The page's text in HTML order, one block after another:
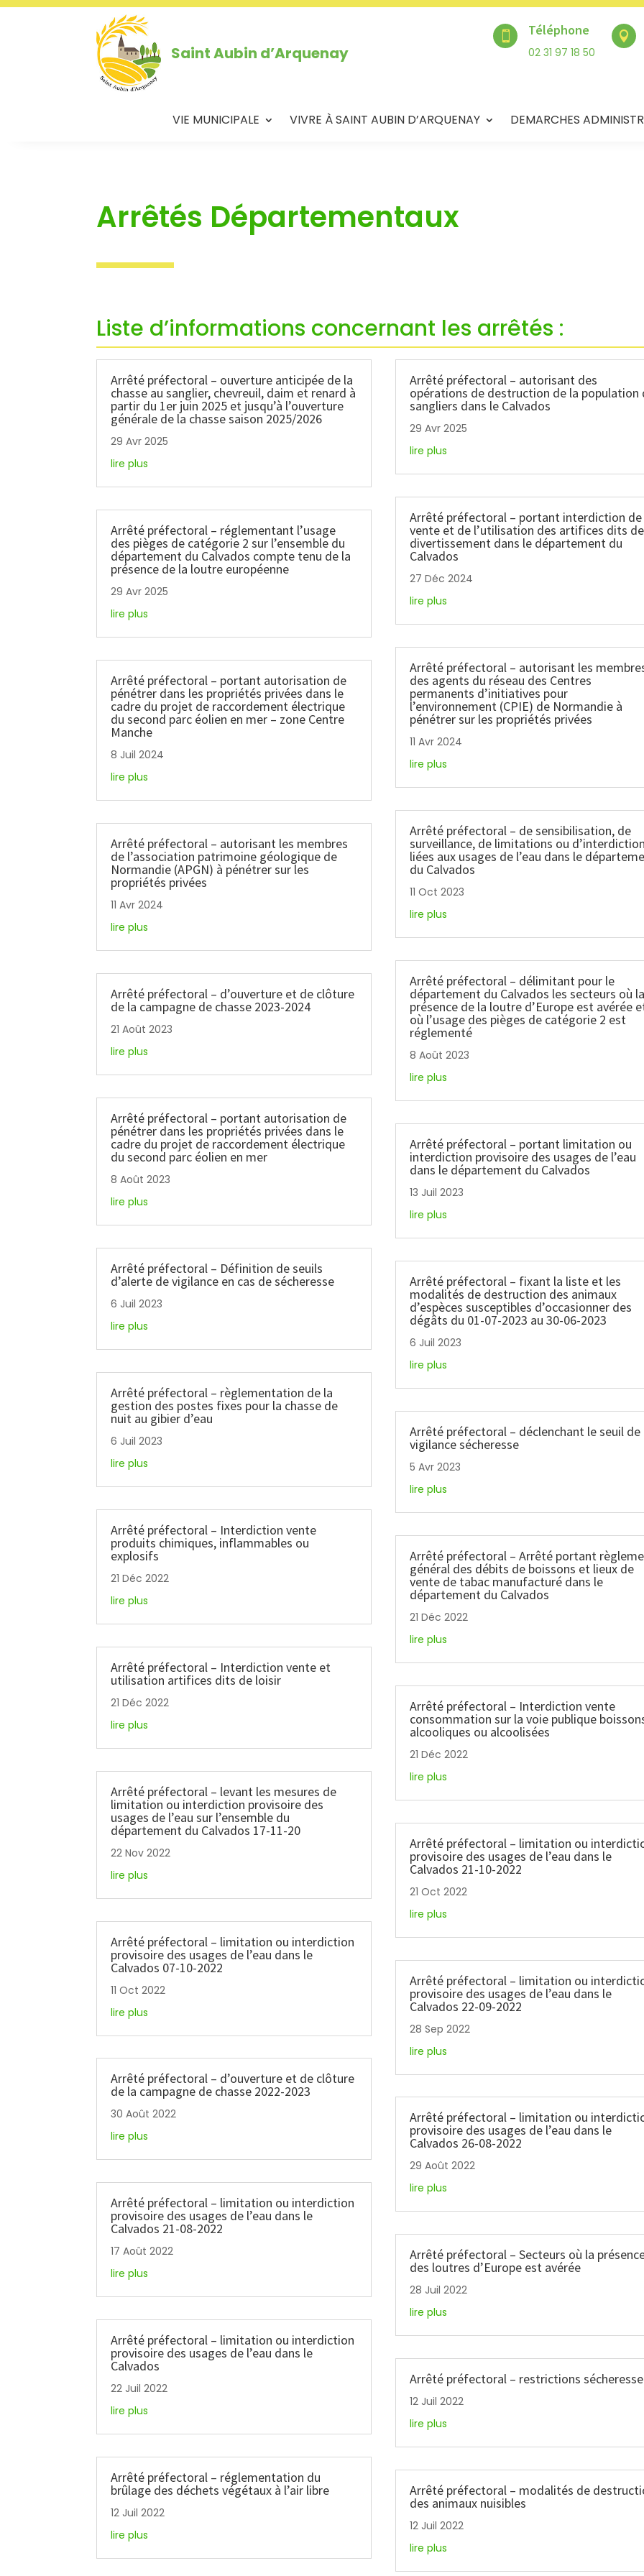
Saint Aubin d’Arquenay
Téléphone
02 31 97 18 50

VIE MUNICIPALE VIVRE À SAINT AUBIN D’ARQUENAY DEMARCHES
Arrêtés Départementaux
Liste d’informations concernant les arrêtés :
Arrêté préfectoral – ouverture anticipée de la
chasse au sanglier, chevreuil, daim et renard à
partir du 1er juin 2025 et jusqu’à l’ouverture
générale de la chasse saison 2025/2026
29 Avr 2025
lire plus
Arrêté préfectoral – réglementant l’usage
des pièges de catégorie 2 sur l’ensemble du
département du Calvados compte tenu de la
présence de la loutre européenne
29 Avr 2025
lire plus
Arrêté préfectoral – portant autorisation de
pénétrer dans les propriétés privées dans le
cadre du projet de raccordement électrique
du second parc éolien en mer – zone Centre
Manche
8 Juil 2024
lire plus
Arrêté préfectoral – autorisant les membres
de l’association patrimoine géologique de
Normandie (APGN) à pénétrer sur les
propriétés privées
11 Avr 2024
lire plus
Arrêté préfectoral – d’ouverture et de clôture
de la campagne de chasse 2023-2024
21 Août 2023
lire plus
Arrêté préfectoral – portant autorisation de
pénétrer dans les propriétés privées dans le
cadre du projet de raccordement électrique
du second parc éolien en mer
8 Août 2023
lire plus
Arrêté préfectoral – Définition de seuils
d’alerte de vigilance en cas de sécheresse
6 Juil 2023
lire plus
Arrêté préfectoral – règlementation de la
gestion des postes fixes pour la chasse de
nuit au gibier d’eau
6 Juil 2023
lire plus
Arrêté préfectoral – Interdiction vente
produits chimiques, inflammables ou
explosifs
21 Déc 2022
lire plus
Arrêté préfectoral – Interdiction vente et
utilisation artifices dits de loisir
21 Déc 2022
lire plus
Arrêté préfectoral – levant les mesures de
limitation ou interdiction provisoire des
usages de l’eau sur l’ensemble du
département du Calvados 17-11-20
22 Nov 2022
lire plus
Arrêté préfectoral – limitation ou interdiction
provisoire des usages de l’eau dans le
Calvados 07-10-2022
11 Oct 2022
lire plus
Arrêté préfectoral – d’ouverture et de clôture
de la campagne de chasse 2022-2023
30 Août 2022
lire plus
Arrêté préfectoral – limitation ou interdiction
provisoire des usages de l’eau dans le
Calvados 21-08-2022
17 Août 2022
lire plus
Arrêté préfectoral – limitation ou interdiction
provisoire des usages de l’eau dans le
Calvados
22 Juil 2022
lire plus
Arrêté préfectoral – réglementation du
brûlage des déchets végétaux à l’air libre
12 Juil 2022
lire plus
Arrêté préfectoral – autorisant des
opérations de destruction de la population
sangliers dans le Calvados
29 Avr 2025
lire plus
Arrêté préfectoral – portant interdiction de
vente et de l’utilisation des artifices dits de
divertissement dans le département du
Calvados
27 Déc 2024
lire plus
Arrêté préfectoral – autorisant les
des agents du réseau des Centres
permanents d’initiatives pour
l’environnement (CPIE) de Normandie à
pénétrer sur les propriétés privées
11 Avr 2024
lire plus
Arrêté préfectoral – de sensibilisation, de
surveillance, de limitations ou
liées aux usages de l’eau dans le
du Calvados
11 Oct 2023
lire plus
Arrêté préfectoral – délimitant pour le
département du Calvados les secteurs où la
présence de la loutre d’Europe est avérée
où l’usage des pièges de catégorie 2 est
réglementé
8 Août 2023
lire plus
Arrêté préfectoral – portant limitation ou
interdiction provisoire des usages de l’eau
dans le département du Calvados
13 Juil 2023
lire plus
Arrêté préfectoral – fixant la liste et les
modalités de destruction des animaux
d’espèces susceptibles d’occasionner des
dégâts du 01-07-2023 au 30-06-2023
6 Juil 2023
lire plus
Arrêté préfectoral – déclenchant le seuil de
vigilance sécheresse
5 Avr 2023
lire plus
Arrêté préfectoral – Arrêté portant
général des débits de boissons et lieux de
vente de tabac manufacturé dans le
département du Calvados
21 Déc 2022
lire plus
Arrêté préfectoral – Interdiction vente
consommation sur la voie publique
alcooliques ou alcoolisées
21 Déc 2022
lire plus
Arrêté préfectoral – limitation ou
provisoire des usages de l’eau dans le
Calvados 21-10-2022
21 Oct 2022
lire plus
Arrêté préfectoral – limitation ou
provisoire des usages de l’eau dans le
Calvados 22-09-2022
28 Sep 2022
lire plus
Arrêté préfectoral – limitation ou
provisoire des usages de l’eau dans le
Calvados 26-08-2022
29 Août 2022
lire plus
Arrêté préfectoral – Secteurs où la
des loutres d’Europe est avérée
28 Juil 2022
lire plus
Arrêté préfectoral – restrictions sécheresse
12 Juil 2022
lire plus
Arrêté préfectoral – modalités de
des animaux nuisibles
12 Juil 2022
lire plus